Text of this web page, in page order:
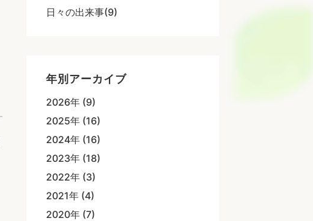
日々の出来事(9)
年別アーカイブ
2026年 (9)
2025年 (16)
2024年 (16)
2023年 (18)
2022年 (3)
2021年 (4)
2020年 (7)